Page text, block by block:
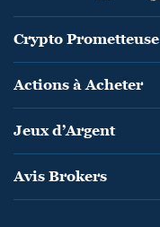
Crypto Prometteuse
Actions à Acheter
Jeux d’Argent
Avis Brokers